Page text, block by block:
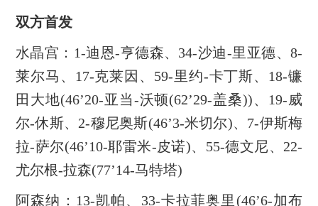
双方首发
水晶宫：1-迪恩-亨德森、34-沙迪-里亚德、8-
莱尔马、17-克莱因、59-里约-卡丁斯、18-镰
田大地(46’20-亚当-沃顿(62’29-盖桑))、19-威
尔-休斯、2-穆尼奥斯(46’3-米切尔)、7-伊斯梅
拉-萨尔(46’10-耶雷米-皮诺)、55-德文尼、22-
尤尔根-拉森(77’14-马特塔)
阿森纳：13-凯帕、33-卡拉菲奥里(46’6-加布